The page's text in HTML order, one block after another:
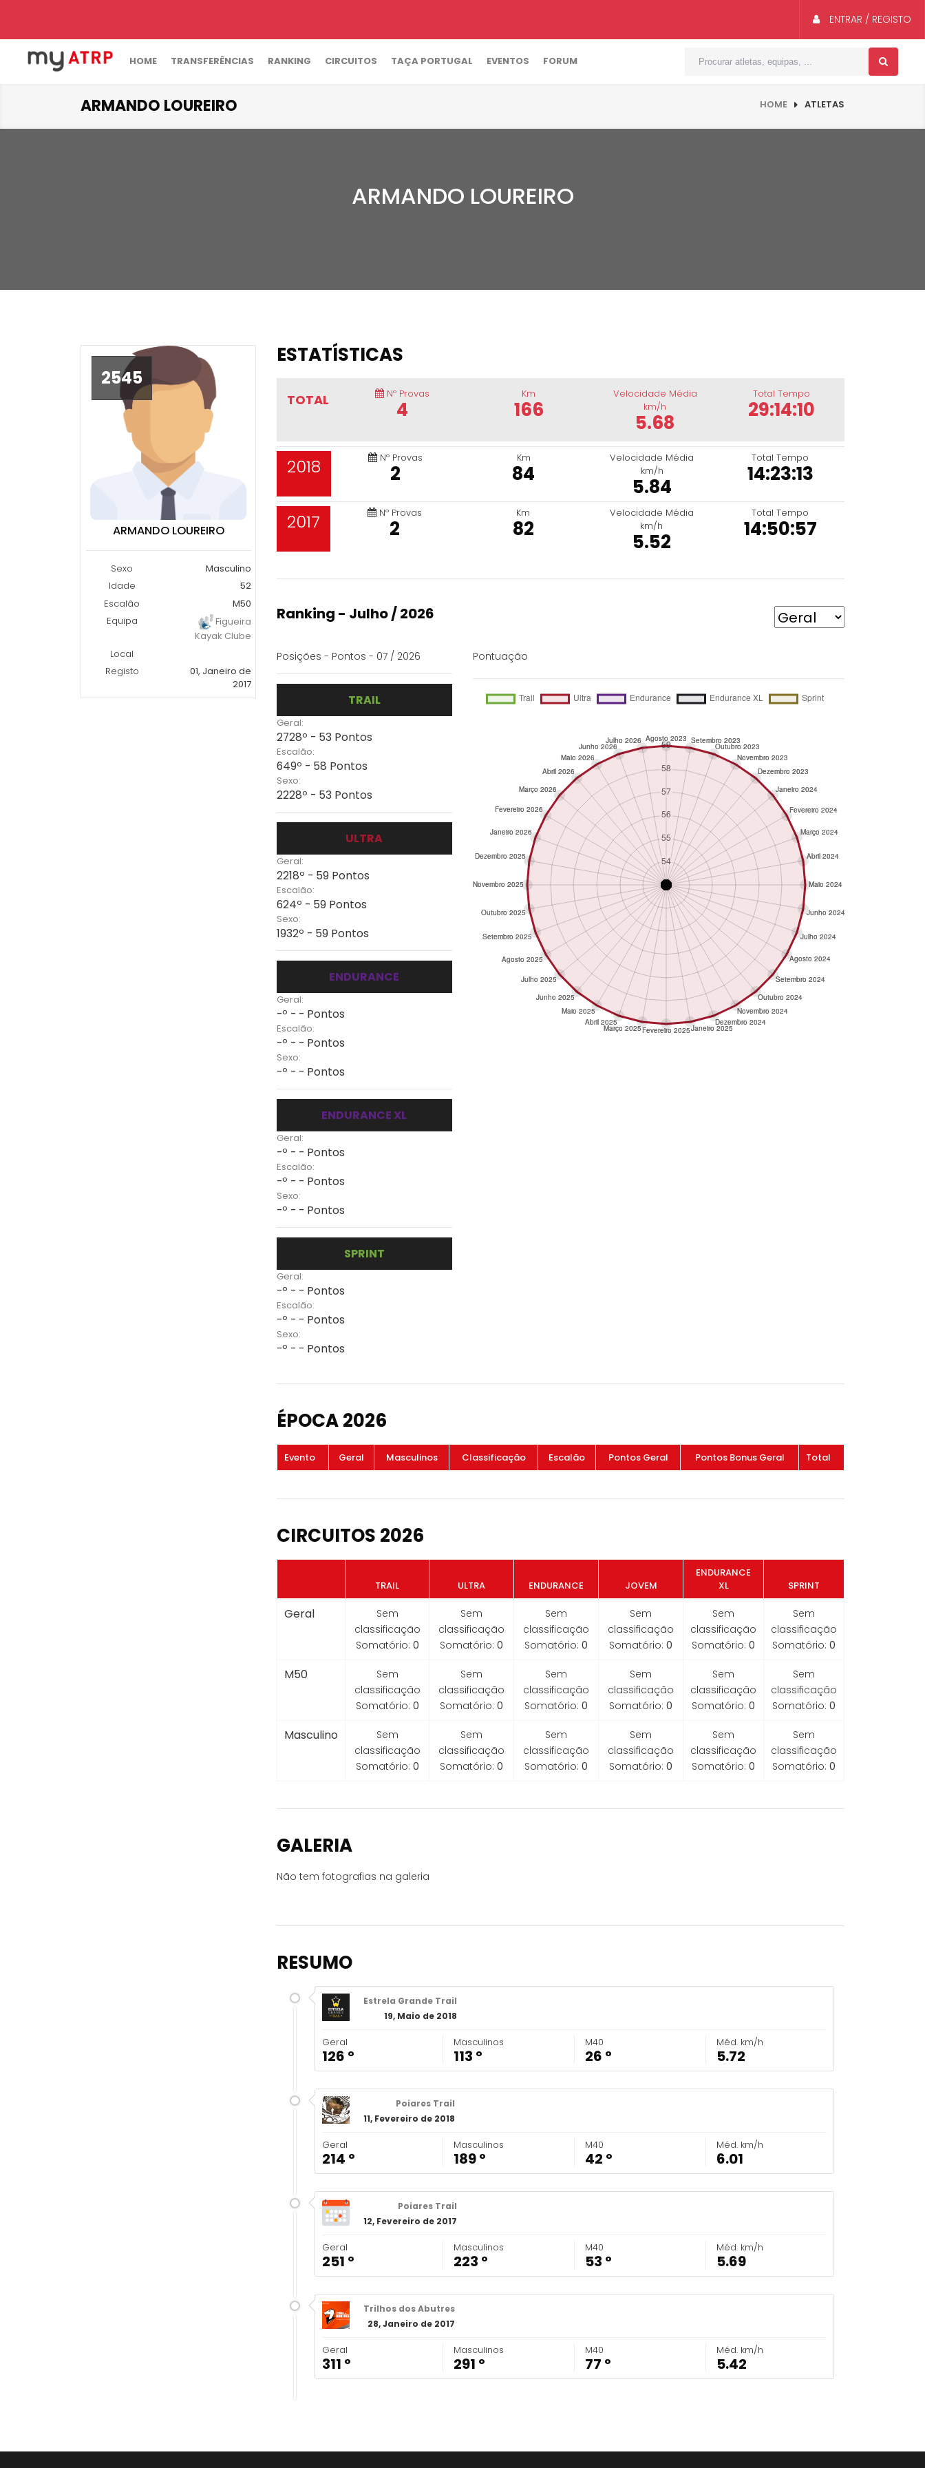
ENTRAR / REGISTO
HOME TRANSFERÊNCIAS RANKING CIRCUITOS TAÇA PORTUGAL EVENTOS FORUM
ARMANDO LOUREIRO HOME ATLETAS
ARMANDO LOUREIRO
2545
ARMANDO LOUREIRO
Sexo
Masculino
Idade
52
Escalão
M50
Equipa
Figueira
Kayak Clube
Local
Registo
01, Janeiro de
2017
ESTATÍSTICAS
TOTAL Nº Provas
4
Km
166
Velocidade Média
km/h
5.68
Total Tempo
29:14:10
2018 Nº Provas
2
Km
84
Velocidade Média
km/h
5.84
Total Tempo
14:23:13
2017 Nº Provas
2
Km
82
Velocidade Média
km/h
5.52
Total Tempo
14:50:57
Ranking - Julho / 2026
Posições - Pontos - 07 / 2026
TRAIL
Geral:
2728º - 53 Pontos
Escalão:
649º - 58 Pontos
Sexo:
2228º - 53 Pontos
ULTRA
Geral:
2218º - 59 Pontos
Escalão:
624º - 59 Pontos
Sexo:
1932º - 59 Pontos
ENDURANCE
Geral:
-º - - Pontos
Escalão:
-º - - Pontos
Sexo:
-º - - Pontos
ENDURANCE XL
Geral:
-º - - Pontos
Escalão:
-º - - Pontos
Sexo:
-º - - Pontos
SPRINT
Geral:
-º - - Pontos
Escalão:
-º - - Pontos
Sexo:
-º - - Pontos
Pontuação
ÉPOCA 2026
Evento Geral Masculinos Classificação Escalão Pontos Geral Pontos Bonus Geral Total
CIRCUITOS 2026
TRAIL ULTRA ENDURANCE JOVEM
ENDURANCE
XL
SPRINT
Geral
Sem
classificação
Somatório: 0
Sem
classificação
Somatório: 0
Sem
classificação
Somatório: 0
Sem
classificação
Somatório: 0
Sem
classificação
Somatório: 0
Sem
classificação
Somatório: 0
M50
Sem
classificação
Somatório: 0
Sem
classificação
Somatório: 0
Sem
classificação
Somatório: 0
Sem
classificação
Somatório: 0
Sem
classificação
Somatório: 0
Sem
classificação
Somatório: 0
Masculino
Sem
classificação
Somatório: 0
Sem
classificação
Somatório: 0
Sem
classificação
Somatório: 0
Sem
classificação
Somatório: 0
Sem
classificação
Somatório: 0
Sem
classificação
Somatório: 0
GALERIA
Não tem fotografias na galeria
RESUMO
Estrela Grande Trail
19, Maio de 2018
Geral
126 º
Masculinos
113 º
M40
26 º
Méd. km/h
5.72
Poiares Trail
11, Fevereiro de 2018
Geral
214 º
Masculinos
189 º
M40
42 º
Méd. km/h
6.01
Poiares Trail
12, Fevereiro de 2017
Geral
251 º
Masculinos
223 º
M40
53 º
Méd. km/h
5.69
Trilhos dos Abutres
28, Janeiro de 2017
Geral
311 º
Masculinos
291 º
M40
77 º
Méd. km/h
5.42